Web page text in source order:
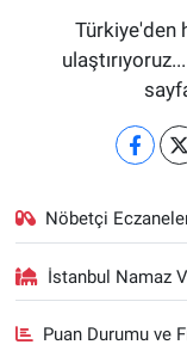
Türkiye'den
Nöbetçi
İstanbul Namaz
Puan Durumu ve